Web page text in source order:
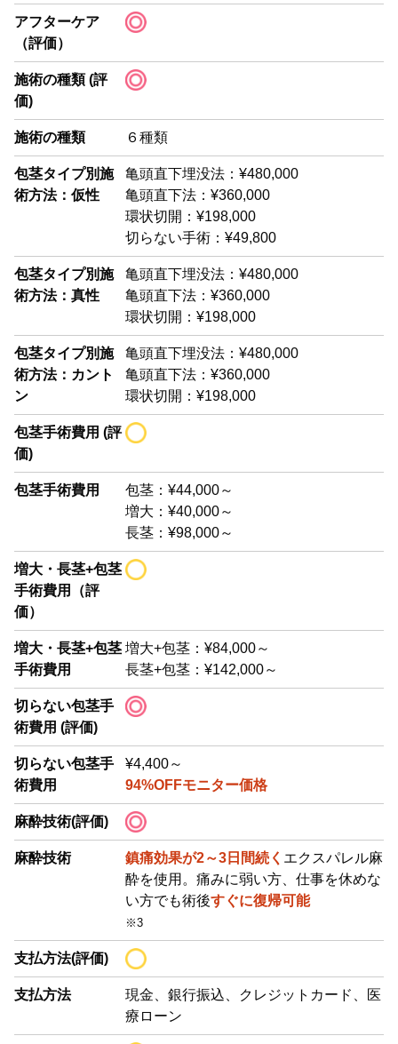
アフターケア
（評価）
施術の種類 (評
価)
施術の種類 ６種類
包茎タイプ別施
術方法：仮性
亀頭直下埋没法：¥480,000
亀頭直下法：¥360,000
環状切開：¥198,000
切らない手術：¥49,800
包茎タイプ別施
術方法：真性
亀頭直下埋没法：¥480,000
亀頭直下法：¥360,000
環状切開：¥198,000
包茎タイプ別施
術方法：カント
ン
亀頭直下埋没法：¥480,000
亀頭直下法：¥360,000
環状切開：¥198,000
包茎手術費用 (評
価)
包茎手術費用
包茎：¥44,000～
増大：¥40,000～
長茎：¥98,000～
増大・長茎+包茎
手術費用（評
価）
増大・長茎+包茎
手術費用
増大+包茎：¥84,000～
長茎+包茎：¥142,000～
切らない包茎手
術費用 (評価)
切らない包茎手
術費用
¥4,400～
94%OFFモニター価格
麻酔技術(評価)
麻酔技術 鎮痛効果が2～3日間続く エクスパレル麻
酔を使用。痛みに弱い方、仕事を休めな
い方でも術後すぐに復帰可能
※3
支払方法(評価)
支払方法
現金、銀行振込、クレジットカード、医
療ローン